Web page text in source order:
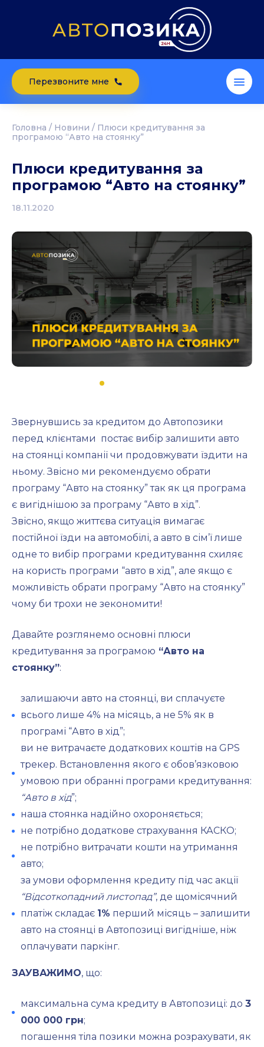
Перезвоните мне
Головна / Новини / Плюси кредитування за
програмою “Авто на стоянку”
Плюси кредитування за
програмою “Авто на стоянку”
18.11.2020
Звернувшись за кредитом до Автопозики
перед клієнтами постає вибір залишити авто
на стоянці компанії чи продовжувати їздити на
ньому. Звісно ми рекомендуємо обрати
програму “Авто на стоянку” так як ця програма
є вигіднішою за програму “Авто в хід”.
Звісно, якщо життєва ситуація вимагає
постійної їзди на автомобілі, а авто в сім’ї лише
одне то вибір програми кредитування схиляє
на користь програми “авто в хід”, але якщо є
можливість обрати програму “Авто на стоянку”
чому би трохи не зекономити!
Давайте розглянемо основні плюси
кредитування за програмою “Авто на
стоянку”:
залишаючи авто на стоянці, ви сплачуєте
всього лише 4% на місяць, а не 5% як в
програмі “Авто в хід”;
ви не витрачаєте додаткових коштів на GPS
трекер. Встановлення якого є обов’язковою
умовою при обранні програми кредитування:
“Авто в хід”;
наша стоянка надійно охороняється;
не потрібно додаткове страхування КАСКО;
не потрібно витрачати кошти на утримання
авто;
за умови оформлення кредиту під час акції
“Відсоткопадний листопад”, де щомісячний
платіж складає 1% перший місяць – залишити
авто на стоянці в Автопозиці вигідніше, ніж
оплачувати паркінг.
ЗАУВАЖИМО, що:
максимальна сума кредиту в Автопозиці: до 3
000 000 грн;
погашення тіла позики можна розрахувати, як